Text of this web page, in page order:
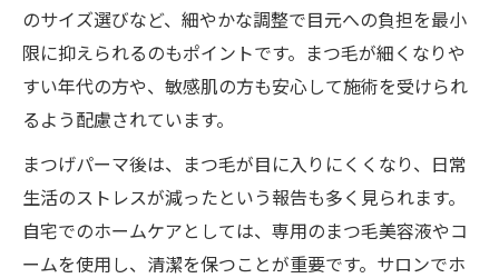
のサイズ選びなど、細やかな調整で目元への負担を最小
限に抑えられるのもポイントです。まつ毛が細くなりや
すい年代の方や、敏感肌の方も安心して施術を受けられ
るよう配慮されています。
まつげパーマ後は、まつ毛が目に入りにくくなり、日常
生活のストレスが減ったという報告も多く見られます。
自宅でのホームケアとしては、専用のまつ毛美容液やコ
ームを使用し、清潔を保つことが重要です。サロンでホ